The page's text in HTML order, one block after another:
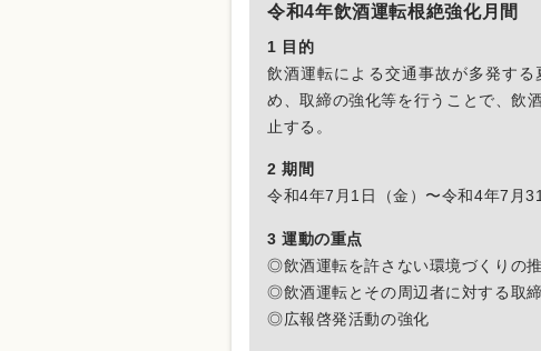
令和4年飲酒運転根絶強化月間
1 目的
飲酒運転による交通事故が多発す
め、取締の強化等を行うことで、飲
止する。
2 期間
令和4年7月1日（金）〜令和4年7月
3 運動の重点
◎飲酒運転を許さない環境づくりの
◎飲酒運転とその周辺者に対する取
◎広報啓発活動の強化